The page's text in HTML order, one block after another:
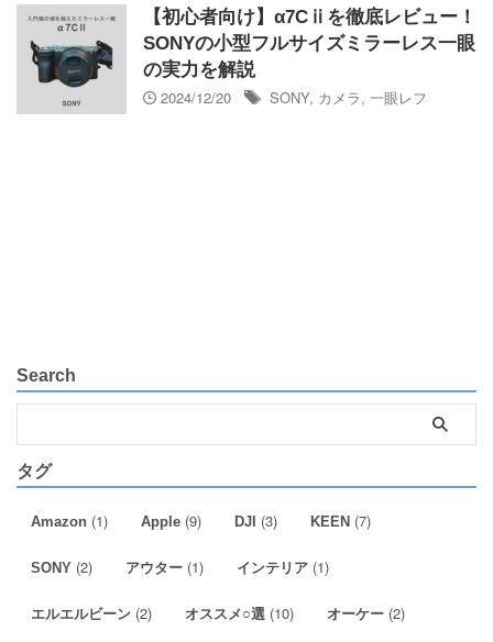
【初心者向け】α7Cⅱを徹底レビュー！
SONYの小型フルサイズミラーレス一眼
の実力を解説
2024/12/20
SONY, カメラ, 一眼レフ
Search
タグ
Amazon (1) Apple (9) DJI (3) KEEN (7)
SONY (2) アウター (1) インテリア (1)
エルエルビーン (2) オススメ○選 (10) オーケー (2)